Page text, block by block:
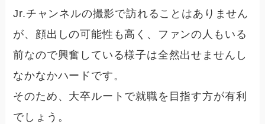
Jr.チャンネルの撮影で訪れることはありません
が、顔出しの可能性も高く、ファンの人もいる
前なので興奮している様子は全然出せませんし
なかなかハードです。
そのため、大卒ルートで就職を目指す方が有利
でしょう。